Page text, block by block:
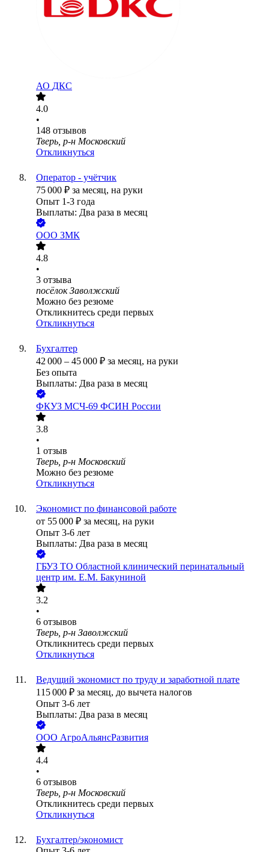
АО ДКС
4.0
•
148 отзывов
Тверь, р-н Московский
Откликнуться
Оператор - учётчик
75 000 ₽ за месяц, на руки
Опыт 1-3 года
Выплаты: Два раза в месяц
ООО ЗМК
4.8
•
3 отзыва
посёлок Заволжский
Можно без резюме
Откликнитесь среди первых
Откликнуться
Бухгалтер
42 000 – 45 000 ₽ за месяц, на руки
Без опыта
Выплаты: Два раза в месяц
ФКУЗ МСЧ-69 ФСИН России
3.8
•
1 отзыв
Тверь, р-н Московский
Можно без резюме
Откликнуться
Экономист по финансовой работе
от 55 000 ₽ за месяц, на руки
Опыт 3-6 лет
Выплаты: Два раза в месяц
ГБУЗ ТО Областной клинический перинатальный
центр им. Е.М. Бакуниной
3.2
•
6 отзывов
Тверь, р-н Заволжский
Откликнитесь среди первых
Откликнуться
Ведущий экономист по труду и заработной плате
115 000 ₽ за месяц, до вычета налогов
Опыт 3-6 лет
Выплаты: Два раза в месяц
ООО АгроАльянсРазвития
4.4
•
6 отзывов
Тверь, р-н Московский
Откликнитесь среди первых
Откликнуться
Бухгалтер/экономист